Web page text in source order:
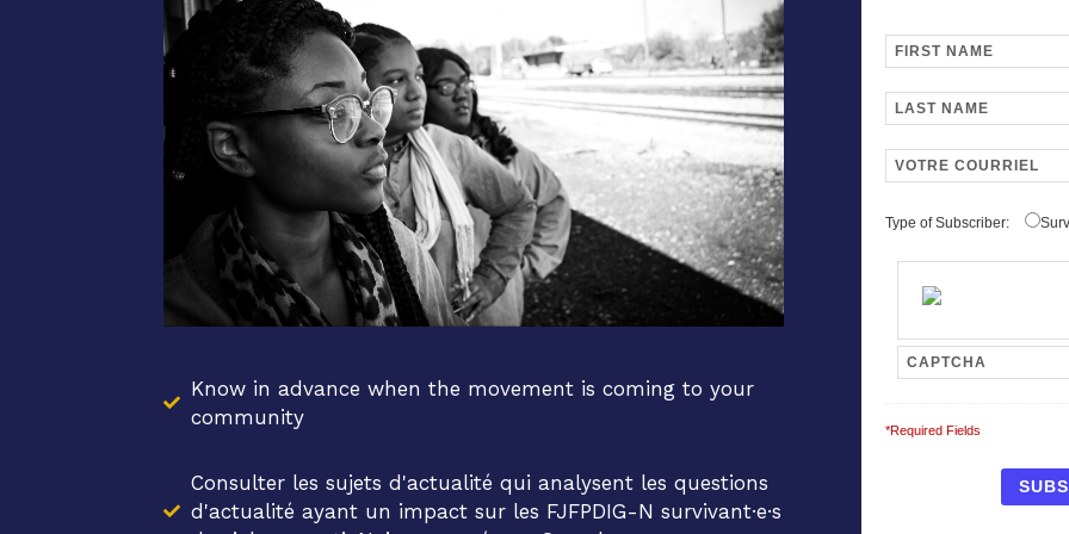
Know in advance when the movement is coming to your
community
Consulter les sujets d'actualité qui analysent les questions
d'actualité ayant un impact sur les FJFPDIG-N survivant·e·s
Type of Subscriber:
*Required Fields